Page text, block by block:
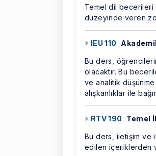
Temel dil becerileri
düzeyinde veren
IEU 110
Bu ders,
olacaktır. Bu
ve analitik
alışkanlıklar ile
RTV 190 Temel
Bu ders, iletişim ve
edilen içeriklerden